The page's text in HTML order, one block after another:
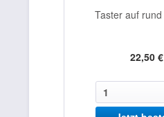
Taster auf
22,50